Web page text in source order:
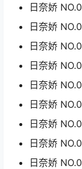
日奈娇
日奈娇
日奈娇
日奈娇
日奈娇
日奈娇
日奈娇
日奈娇
日奈娇